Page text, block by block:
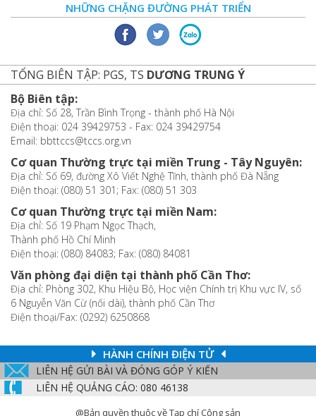
NHỮNG CHẶNG ĐƯỜNG PHÁT TRIỂN
TỔNG BIÊN TẬP: PGS, TS DƯƠNG TRUNG Ý
Bộ Biên tập:
Địa chỉ: Số 28, Trần Bình Trọng - thành phố Hà Nội
Điện thoại: 024 39429753 - Fax: 024 39429754
Email: bbttccs@tccs.org.vn
Cơ quan Thường trực tại miền Trung - Tây Nguyên:
Địa chỉ: Số 69, đường Xô Viết Nghệ Tĩnh, thành phố Đà Nẵng
Điện thoại: (080) 51 301; Fax: (080) 51 303
Cơ quan Thường trực tại miền Nam:
Địa chỉ: Số 19 Phạm Ngọc Thạch,
Thành phố Hồ Chí Minh
Điện thoại: (080) 84083; Fax: (080) 84081
Văn phòng đại diện tại thành phố Cần Thơ:
Địa chỉ: Phòng 302, Khu Hiệu Bộ, Học viện Chính trị Khu vực IV, số
6 Nguyễn Văn Cừ (nối dài), thành phố Cần Thơ
Điện thoại/Fax: (0292) 6250868
HÀNH CHÍNH ĐIỆN TỬ
LIÊN HỆ GỬI BÀI VÀ ĐÓNG GÓP Ý KIẾN
LIÊN HỆ QUẢNG CÁO: 080 46138
@Bản quyền thuộc về Tạp chí Cộng sản